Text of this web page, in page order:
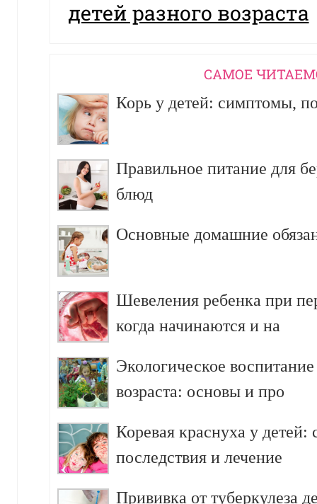
детей разного возраста
CАМОЕ
Корь у детей: симптомы,
Правильное питание для
блюд
Основные домашние
Шевеления ребенка при
когда начинаются и на
Экологическое
возраста: основы и про
Коревая краснуха у
последствия и лечение
Прививка от туберкулеза